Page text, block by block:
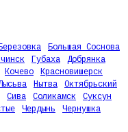
Большая Соснова
Губаха
Добрянка
Кочево
Красновишерск
Нытва
Октябрьский
Сива Соликамск
Суксун
Чердынь
Чернушка